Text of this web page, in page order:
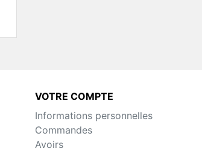
VOTRE COMPTE
Informations personnelles
Commandes
Avoirs